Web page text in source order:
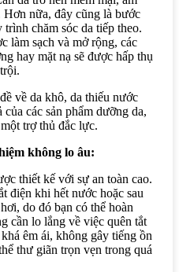
nữa, đây cũng là bước
chăm sóc da tiếp theo.
làm sạch và mở rộng, các
hay mặt nạ sẽ được hấp thụ
về da khô, da thiếu nước
các sản phẩm dưỡng da,
trợ thủ đắc lực.
không lo âu:
thiết kế với sự an toàn cao.
điện khi hết nước hoặc sau
do đó bạn có thể hoàn
cần lo lắng về việc quên tắt
êm ái, không gây tiếng ồn
thư giãn trọn vẹn trong quá